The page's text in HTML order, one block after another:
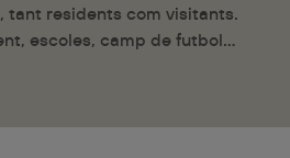
tant residents com visitants.
escoles, camp de futbol…